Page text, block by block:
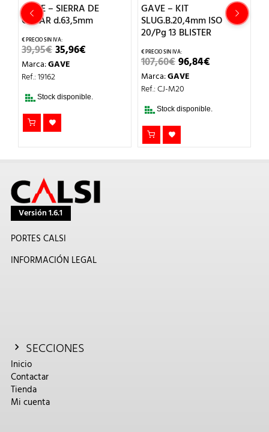
GAVE – SIERRA DE
CALAR d.63,5mm
39,95€EL
PRECIO
ORIGINAL
ERA:
35,96€
Marca:GAVE
Ref.: 19162
Stock disponible.
GAVE – KIT
SLUG.B.20,4mm ISO
20/Pg 13 BLISTER
107,60€EL
PRECIO
ORIGINAL
ERA:
96,84€
Marca:GAVE
Ref.: CJ-M20
Stock disponible.
Versión 1.6.1
PORTES CALSI
INFORMACIÓN LEGAL
SECCIONES
Inicio
Contactar
Tienda
Mi cuenta